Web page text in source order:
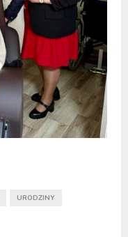
URODZINY